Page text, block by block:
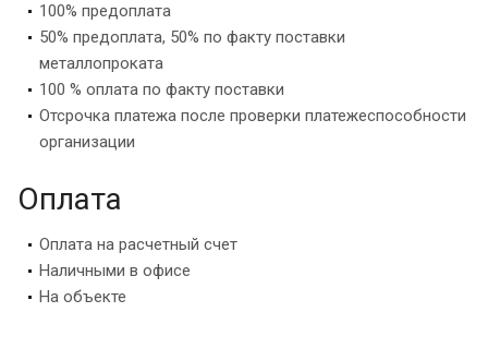
100% предоплата
50% предоплата, 50% по факту поставки
металлопроката
100 % оплата по факту поставки
Отсрочка платежа после проверки платежеспособности
организации
Оплата
Оплата на расчетный счет
Наличными в офисе
На объекте